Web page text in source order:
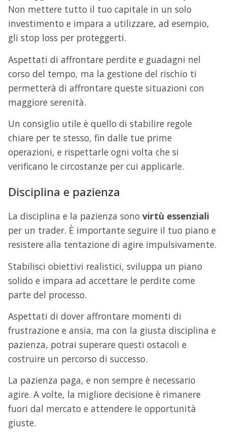
Non mettere tutto il tuo capitale in un solo
investimento e impara a utilizzare, ad esempio,
gli stop loss per proteggerti.
Aspettati di affrontare perdite e guadagni nel
corso del tempo, ma la gestione del rischio ti
permetterà di affrontare queste situazioni con
maggiore serenità.
Un consiglio utile è quello di stabilire regole
chiare per te stesso, fin dalle tue prime
operazioni, e rispettarle ogni volta che si
verificano le circostanze per cui applicarle.
Disciplina e pazienza
La disciplina e la pazienza sono virtù essenziali
per un trader. È importante seguire il tuo piano e
resistere alla tentazione di agire impulsivamente.
Stabilisci obiettivi realistici, sviluppa un piano
solido e impara ad accettare le perdite come
parte del processo.
Aspettati di dover affrontare momenti di
frustrazione e ansia, ma con la giusta disciplina e
pazienza, potrai superare questi ostacoli e
costruire un percorso di successo.
La pazienza paga, e non sempre è necessario
agire. A volte, la migliore decisione è rimanere
fuori dal mercato e attendere le opportunità
giuste.